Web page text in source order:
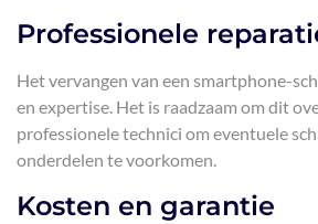
Professionele
Het vervangen van een smartphone-
en expertise. Het is raadzaam om dit
professionele technici om eventuele
onderdelen te voorkomen.
Kosten en garantie